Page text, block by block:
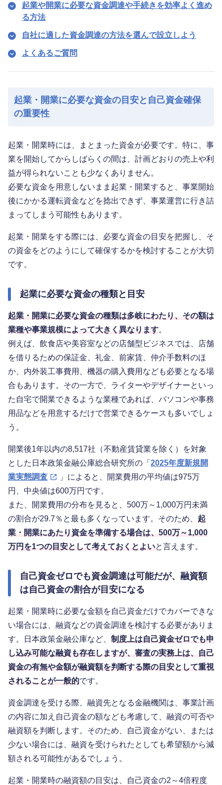
起業や開業に必要な資金調達や手続きを効率よく進め
る方法
自社に適した資金調達の方法を選んで設立しよう
よくあるご質問
起業・開業に必要な資金の目安と自己資金確保
の重要性
起業・開業時には、まとまった資金が必要です。特に、事
業を開始してからしばらくの間は、計画どおりの売上や利
益が得られないことも少なくありません。
必要な資金を用意しないまま起業・開業すると、事業開始
後にかかる運転資金などを捻出できず、事業運営に行き詰
まってしまう可能性もあります。
起業・開業をする際には、必要な資金の目安を把握し、そ
の資金をどのようにして確保するかを検討することが大切
です。
起業に必要な資金の種類と目安
起業・開業に必要な資金の種類は多岐にわたり、その額は
業種や事業規模によって大きく異なります。
例えば、飲食店や美容室などの店舗型ビジネスでは、店舗
を借りるための保証金、礼金、前家賃、仲介手数料のほ
か、内外装工事費用、機器の購入費用なども必要となる場
合もあります。その一方で、ライターやデザイナーといっ
た自宅で開業できるような業種であれば、パソコンや事務
用品などを用意するだけで営業できるケースも多いでしょ
う。
開業後1年以内の8,517社（不動産賃貸業を除く）を対象
とした日本政策金融公庫総合研究所の「 2025年度新規開
業実態調査
」によると、開業費用の平均値は975万
円、中央値は600万円です。
また、開業費用の分布を見ると、500万～1,000万円未満
の割合が29.7％と最も多くなっています。そのため、 起
業・開業にあたり資金を準備する場合は、500万～1,000
万円を1つの目安として考えておくとよいと言えます。
自己資金ゼロでも資金調達は可能だが、融資額
は自己資金の割合が目安になる
起業・開業時に必要な金額を自己資金だけでカバーできな
い場合には、融資などの資金調達を検討する必要がありま
す。日本政策金融公庫など、 制度上は自己資金ゼロでも申
し込み可能な融資も存在しますが、審査の実務上は、自己
資金の有無や金額が融資額を判断する際の目安として重視
されることが一般的です。
資金調達を受ける際、融資先となる金融機関は、事業計画
の内容に加え自己資金の額なども考慮して、融資の可否や
融資額を判断します。そのため、自己資金がない、または
少ない場合には、融資を受けられたとしても希望額から減
額される可能性があるでしょう。
起業・開業時の融資額の目安は、自己資金の2～4倍程度